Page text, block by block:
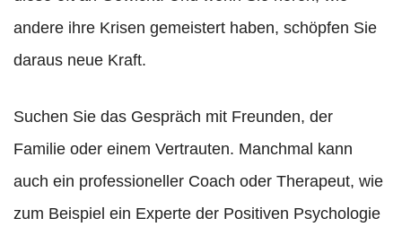
andere ihre Krisen gemeistert haben, schöpfen Sie
daraus neue Kraft.
Suchen Sie das Gespräch mit Freunden, der
Familie oder einem Vertrauten. Manchmal kann
auch ein professioneller Coach oder Therapeut, wie
zum Beispiel ein Experte der Positiven Psychologie